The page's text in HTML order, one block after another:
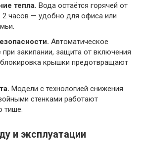
тепла. Вода остаётся горячей от
2 часов — удобно для офиса или
Автоматическое
закипании, защита от включения
крышки предотвращают
Модели с технологией снижения
стенками работают
тише.
и эксплуатации